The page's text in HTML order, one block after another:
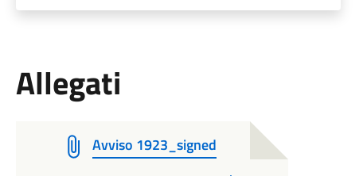
Allegati
Avviso 1923_signed